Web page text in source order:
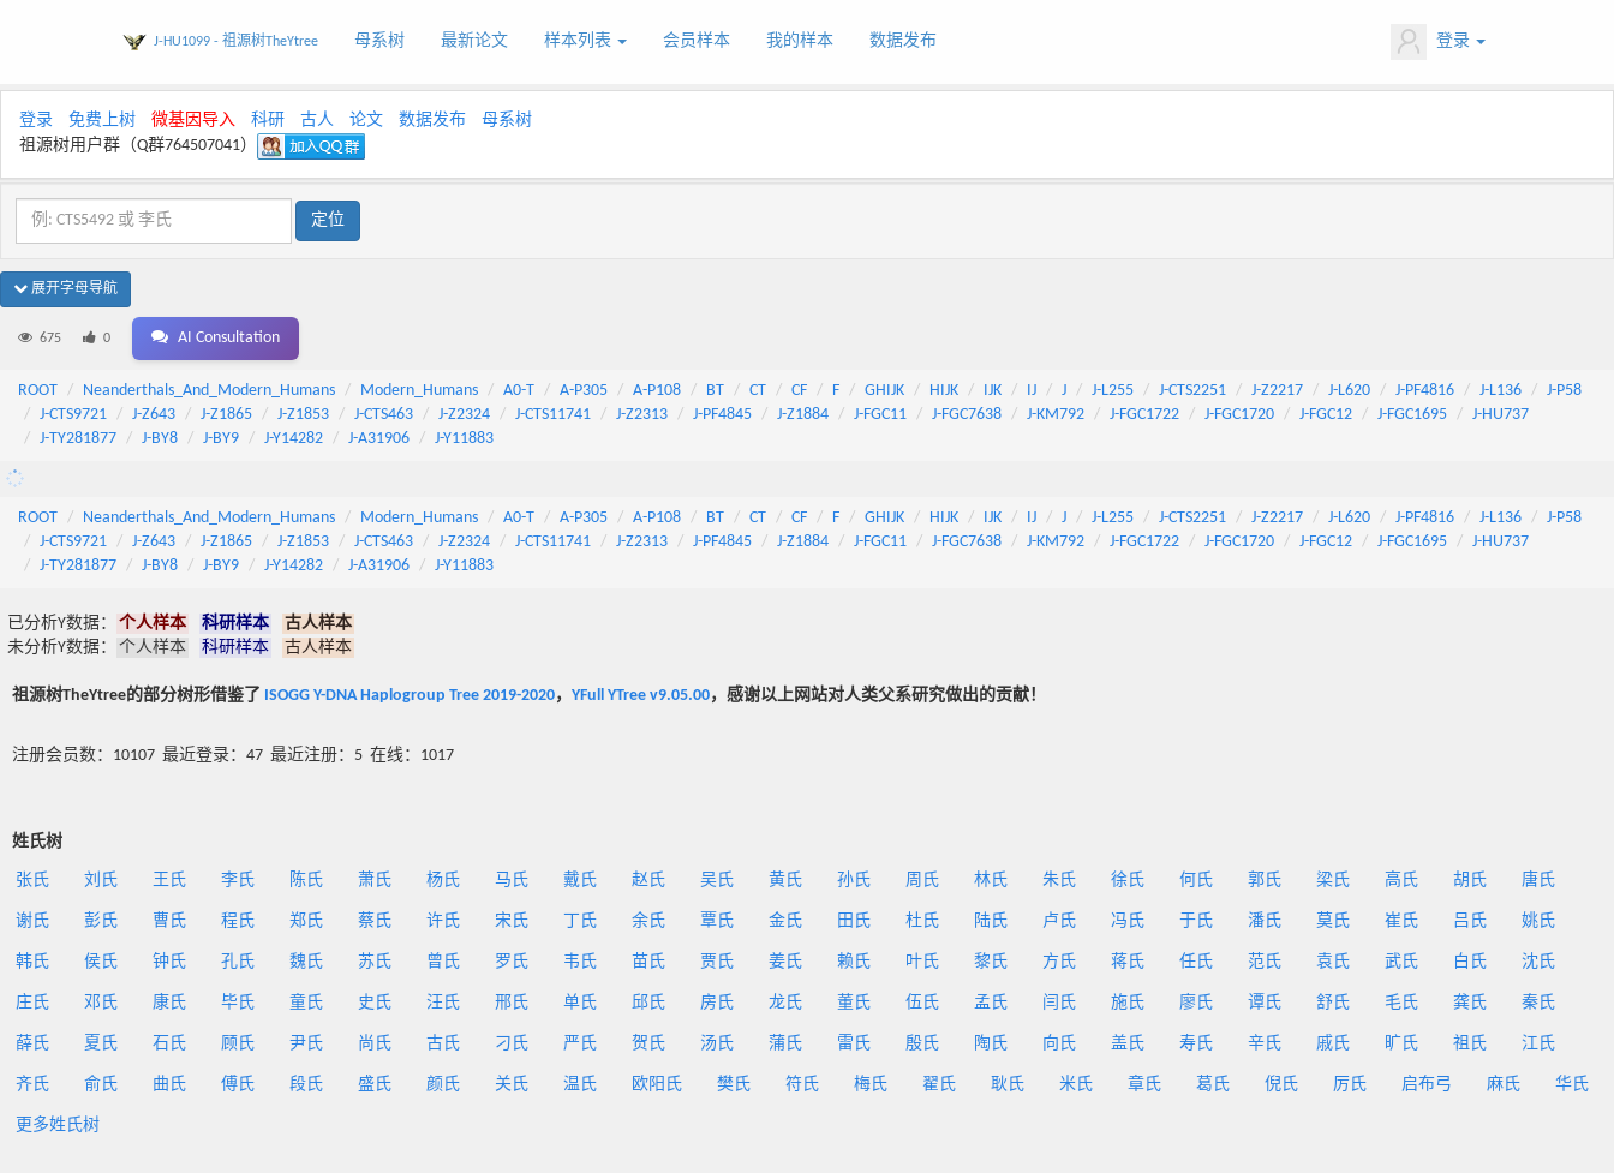
J-HU1099 - 祖源树TheYtree 母系树 最新论文 样本列表 会员样本 我的样本 数据发布 登录
登录 免费上树 微基因导入 科研 古人 论文 数据发布
母系树
祖源树用户群（Q群764507041）
展开字母导航
675 0 AI Consultation
ROOT Neanderthals_And_Modern_Humans Modern_Humans A0-T A-P305 A-P108 BT CT CF F GHIJK HIJK IJK IJ J J-L255 J-CTS2251 J-Z2217 J-L620 J-PF4816 J-L136
J-P58
J-CTS9721
J-Z643 J-Z1865 J-Z1853 J-CTS463 J-Z2324 J-CTS11741 J-Z2313 J-PF4845 J-Z1884 J-FGC11 J-FGC7638 J-KM792 J-FGC1722 J-FGC1720 J-FGC12 J-FGC1695
J-HU737
J-TY281877
J-BY8 J-BY9 J-Y14282 J-A31906 J-Y11883
ROOT Neanderthals_And_Modern_Humans Modern_Humans A0-T A-P305 A-P108 BT CT CF F GHIJK HIJK IJK IJ J J-L255 J-CTS2251 J-Z2217 J-L620 J-PF4816 J-L136
J-P58
J-CTS9721
J-Z643 J-Z1865 J-Z1853 J-CTS463 J-Z2324 J-CTS11741 J-Z2313 J-PF4845 J-Z1884 J-FGC11 J-FGC7638 J-KM792 J-FGC1722 J-FGC1720 J-FGC12 J-FGC1695
J-HU737
J-TY281877
J-BY8 J-BY9 J-Y14282 J-A31906 J-Y11883
已分析Y数据： 个人样本 科研样本
古人样本
未分析Y数据：
个人样本 科研样本 古人样本
祖源树TheYtree的部分树形借鉴了 ISOGG Y-DNA Haplogroup Tree 2019-2020， YFull YTree v9.05.00，感谢以上网站对人类父系研究做出的贡献！
注册会员数：10107 最近登录：47 最近注册：5 在线：1017
姓氏树
张氏 刘氏 王氏 李氏 陈氏 萧氏 杨氏 马氏 戴氏 赵氏 吴氏 黄氏 孙氏 周氏 林氏 朱氏 徐氏 何氏 郭氏 梁氏 高氏 胡氏 唐氏
谢氏 彭氏 曹氏 程氏 郑氏 蔡氏 许氏 宋氏 丁氏 余氏 覃氏 金氏 田氏 杜氏 陆氏 卢氏 冯氏 于氏 潘氏 莫氏 崔氏 吕氏 姚氏
韩氏 侯氏 钟氏 孔氏 魏氏 苏氏 曾氏 罗氏 韦氏 苗氏 贾氏 姜氏 赖氏 叶氏 黎氏 方氏 蒋氏 任氏 范氏 袁氏 武氏 白氏 沈氏
庄氏 邓氏 康氏 毕氏 童氏 史氏 汪氏 邢氏 单氏 邱氏 房氏 龙氏 董氏 伍氏 孟氏 闫氏 施氏 廖氏 谭氏 舒氏 毛氏 龚氏 秦氏
薛氏 夏氏 石氏 顾氏 尹氏 尚氏 古氏 刁氏 严氏 贺氏 汤氏 蒲氏 雷氏 殷氏 陶氏 向氏 盖氏 寿氏 辛氏 戚氏 旷氏 祖氏 江氏
齐氏 俞氏 曲氏 傅氏 段氏 盛氏 颜氏 关氏 温氏 欧阳氏 樊氏 符氏 梅氏 翟氏 耿氏 米氏 章氏 葛氏 倪氏 厉氏 启布弓 麻氏 华氏
更多姓氏树